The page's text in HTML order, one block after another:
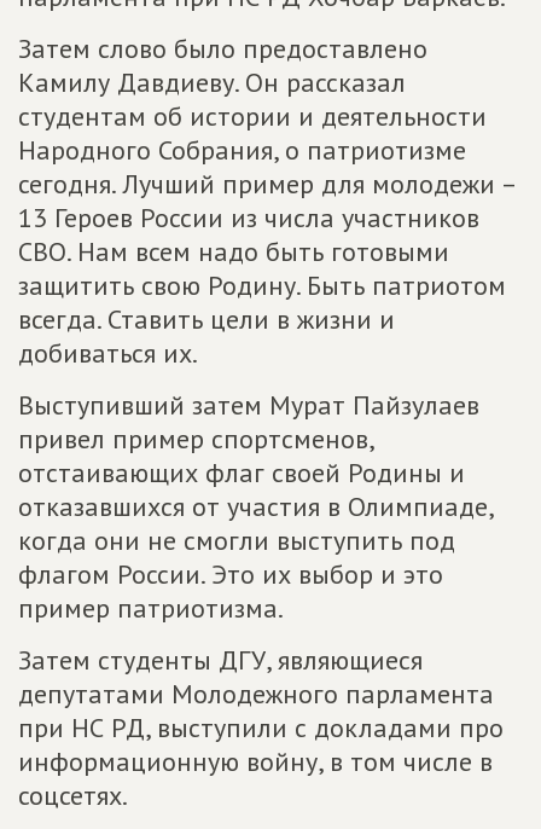
Затем слово было предоставлено
Камилу Давдиеву. Он рассказал
студентам об истории и деятельности
Народного Собрания, о патриотизме
сегодня. Лучший пример для молодежи –
13 Героев России из числа участников
СВО. Нам всем надо быть готовыми
защитить свою Родину. Быть патриотом
всегда. Ставить цели в жизни и
добиваться их.
Выступивший затем Мурат Пайзулаев
привел пример спортсменов,
отстаивающих флаг своей Родины и
отказавшихся от участия в Олимпиаде,
когда они не смогли выступить под
флагом России. Это их выбор и это
пример патриотизма.
Затем студенты ДГУ, являющиеся
депутатами Молодежного парламента
при НС РД, выступили с докладами про
информационную войну, в том числе в
соцсетях.